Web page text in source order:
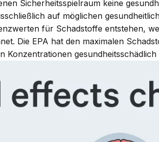
Sicherheitsspielraum keine
auf möglichen
für Schadstoffe entstehen,
Die EPA hat den maximalen
Konzentrationen gesundheitsschädlich